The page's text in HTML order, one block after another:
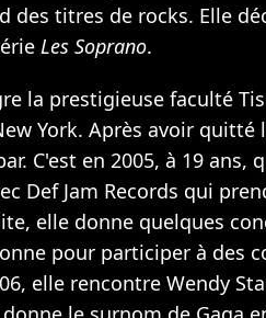
des titres de rocks. Elle
Les Soprano.
la prestigieuse faculté
York. Après avoir quitté
C'est en 2005, à 19 ans,
Def Jam Records qui
elle donne quelques
pour participer à des
elle rencontre Wendy